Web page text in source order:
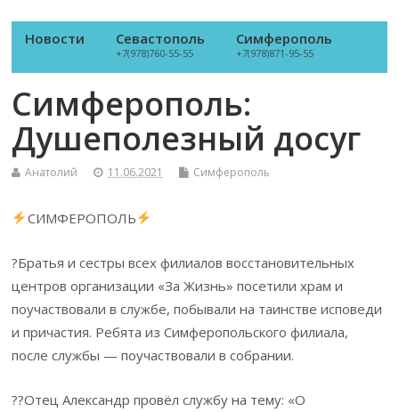
Новости Севастополь
+7(978)760-55-55
Симферополь
+7(978)871-95-55
Симферополь:
Душеполезный досуг
Анатолий 11.06.2021 Симферополь
СИМФЕРОПОЛЬ
?Братья и сестры всех филиалов восстановительных
центров организации «За Жизнь» посетили храм и
поучаствовали в службе, побывали на таинстве исповеди
и причастия. Ребята из Симферопольского филиала,
после службы — поучаствовали в собрании.
??Отец Александр провёл службу на тему: «О